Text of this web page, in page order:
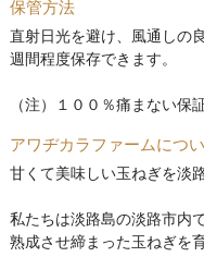
保管方法
直射日光を避け、風通しの
週間程度保存できます。
（注）１００％痛まない保
アワヂカラファームにつ
甘くて美味しい玉ねぎを淡路
私たちは淡路島の淡路市内
熟成させ締まった玉ねぎを